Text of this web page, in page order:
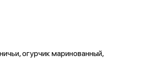
огурчик маринованный,